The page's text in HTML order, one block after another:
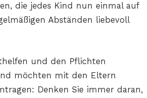
die jedes Kind nun einmal auf
Abständen liebevoll
und den Pflichten
möchten mit den Eltern
Denken Sie immer daran,